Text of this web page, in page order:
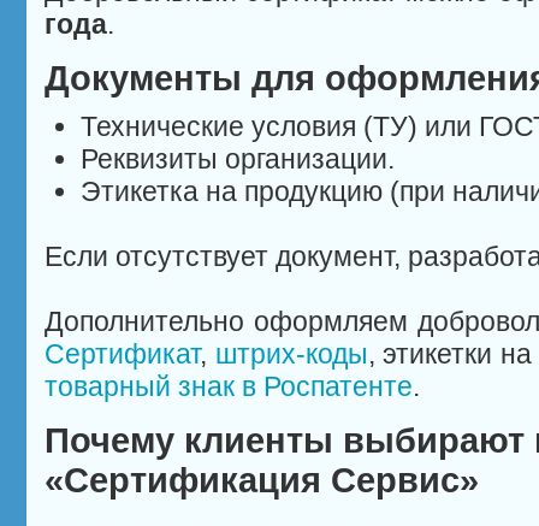
года.
Документы для
Технические условия (ТУ) или
Реквизиты организации.
Этикетка на продукцию (при
Если отсутствует документ,
Дополнительно оформляем
Сертификат, штрих-коды, этикетки
товарный знак в Роспатенте.
Почему клиенты выбирают
«Сертификация Сервис»